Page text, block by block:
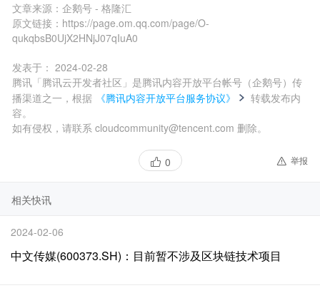
文章来源： 企鹅号 - 格隆汇
原文链接： https://page.om.qq.com/page/O-
qukqbsB0UjX2HNjJ07qIuA0
发表于： 2024-02-28
腾讯「腾讯云开发者社区」是腾讯内容开放平台帐号（企鹅号）传
播渠道之一，根据
《腾讯内容开放平台服务协议》
转载发布内
容。
如有侵权，请联系 cloudcommunity@tencent.com 删除。
0 举报
相关快讯
2024-02-06
中文传媒(600373.SH)：目前暂不涉及区块链技术项目